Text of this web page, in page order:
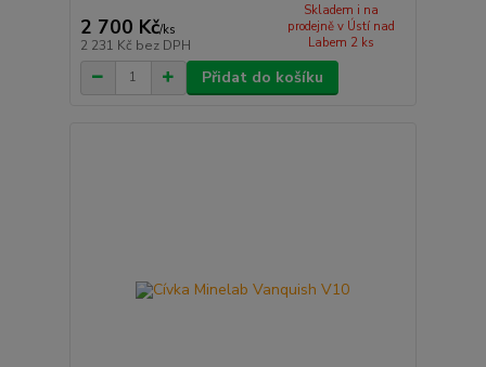
2 700 Kč/ks
2 231 Kč bez DPH
Skladem i na
prodejně v Ústí nad
Labem 2 ks
Přidat do košíku